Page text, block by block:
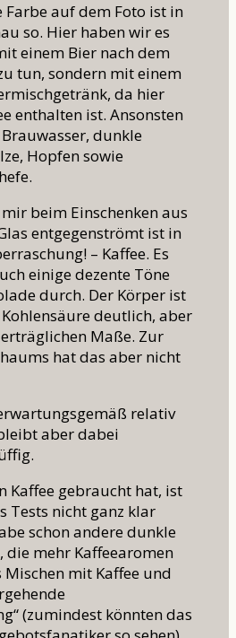
Farbe auf dem Foto ist in
so. Hier haben wir es
einem Bier nach dem
tun, sondern mit einem
da hier
enthalten ist. Ansonsten
dunkle
Hopfen sowie
beim Einschenken aus
entgegenströmt ist in
– Kaffee. Es
einige dezente Töne
durch. Der Körper ist
deutlich, aber
Maße. Zur
hat das aber nicht
relativ
aber dabei
Kaffee gebraucht hat, ist
Tests nicht ganz klar
schon andere dunkle
die mehr Kaffeearomen
Mischen mit Kaffee und
(zumindest könnten das